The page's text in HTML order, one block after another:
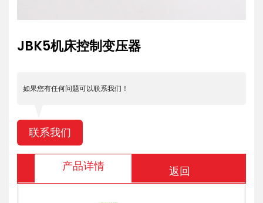
JBK5机床控制变压器
如果您有任何问题可以联系我们！
联系我们
产品详情 返回